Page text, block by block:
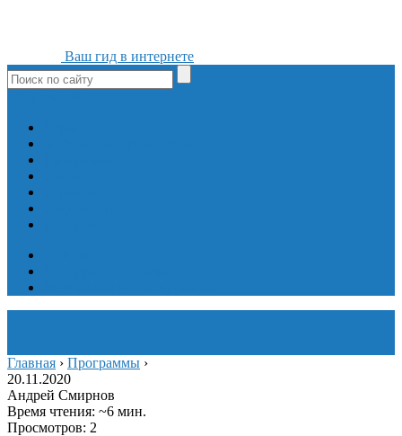
Ваш гид в интернете
Главная › Программы ›
20.11.2020
Андрей Смирнов
Время чтения: ~6 мин.
Просмотров: 2